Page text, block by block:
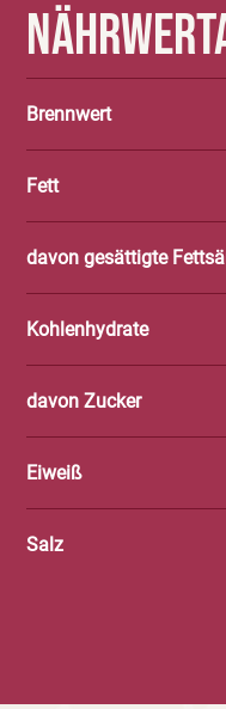
Brennwert
Fett
davon gesättigte
Kohlenhydrate
davon Zucker
Eiweiß
Salz